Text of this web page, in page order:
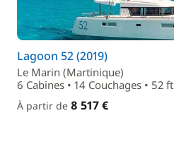
Lagoon 52 (2019)
Le Marin (Martinique)
6 Cabines • 14 Couchages • 52 ft
À partir de 8 517 €